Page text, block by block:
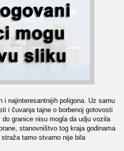
i najinteresantnijih poligona. Uz samu
i čuvanja tajne o borbenoj gotovosti
granice nisu mogla da udju vozila
stanovništvo tog kraja godinama
tamo stvarno nije bila